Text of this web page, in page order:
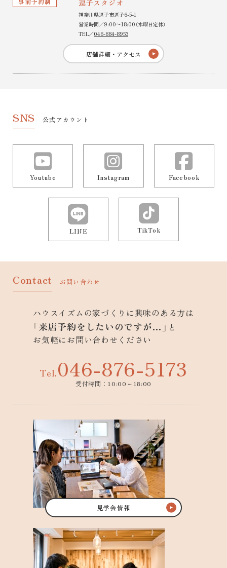
逗子スタジオ
神奈川県逗子市逗子6-5-1
営業時間／9:00〜18:00（水曜日定休）
TEL／046-884-8953
店舗詳細・アクセス
SNS 公式アカウント
Youtube Instagram Facebook
LINE TikTok
Contact お問い合わせ
ハウスイズムの家づくりに興味のある方は
「来店予約をしたいのですが…」 と
お気軽にお問い合わせください
Tel.046-876-5173
受付時間：10:00～18:00
見学会情報